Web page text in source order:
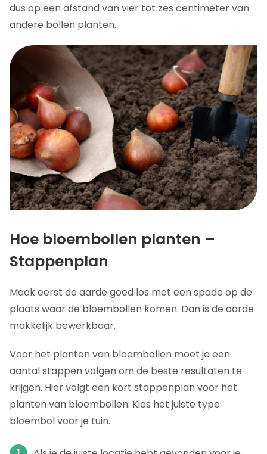
dus op een afstand van vier tot zes centimeter van
andere bollen planten.
Hoe bloembollen planten –
Stappenplan
Maak eerst de aarde goed los met een spade op de
plaats waar de bloembollen komen. Dan is de aarde
makkelijk bewerkbaar.
Voor het planten van bloembollen moet je een
aantal stappen volgen om de beste resultaten te
krijgen. Hier volgt een kort stappenplan voor het
planten van bloembollen: Kies het juiste type
bloembol voor je tuin.